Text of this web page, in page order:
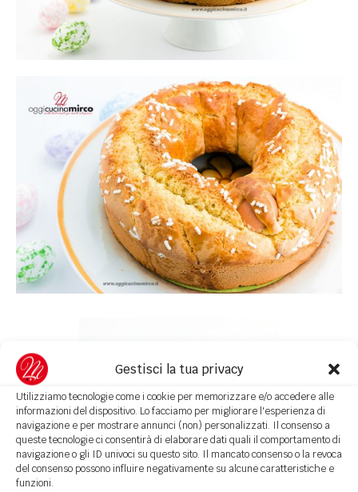
Gestisci la tua privacy
Utilizziamo tecnologie come i cookie per memorizzare e/o accedere alle
informazioni del dispositivo. Lo facciamo per migliorare l'esperienza di
navigazione e per mostrare annunci (non) personalizzati. Il consenso a
queste tecnologie ci consentirà di elaborare dati quali il comportamento di
navigazione o gli ID univoci su questo sito. Il mancato consenso o la revoca
del consenso possono influire negativamente su alcune caratteristiche e
funzioni.